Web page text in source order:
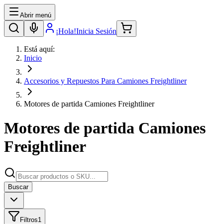
Abrir menú
¡Hola!Inicia Sesión
Está aquí:
Inicio
Accesorios y Repuestos Para Camiones Freightliner
Motores de partida Camiones Freightliner
Motores de partida Camiones
Freightliner
Buscar
Filtros1